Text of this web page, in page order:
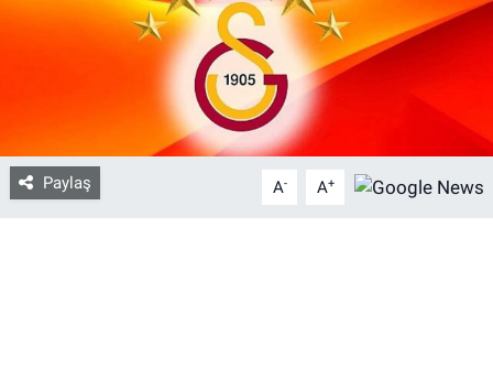
Paylaş A- A+
Bize ulaşın
Gözden Kaçmasın